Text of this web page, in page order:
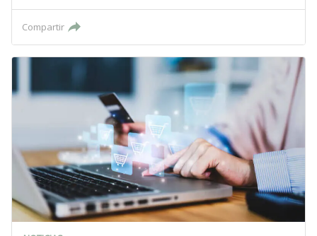
Compartir